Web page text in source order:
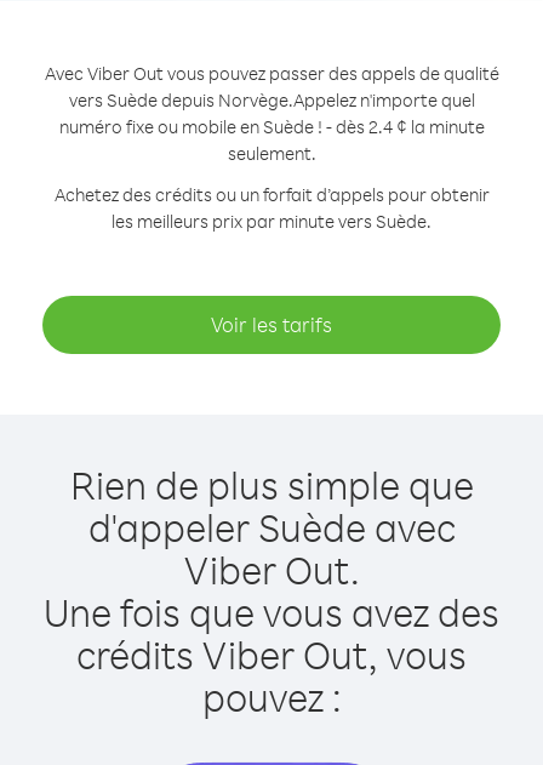
Avec Viber Out vous pouvez passer des appels de qualité
vers Suède depuis Norvège.Appelez n'importe quel
numéro fixe ou mobile en Suède ! - dès 2.4 ¢ la minute
seulement.
Achetez des crédits ou un forfait d’appels pour obtenir
les meilleurs prix par minute vers Suède.
Voir les tarifs
Rien de plus simple que
d'appeler Suède avec
Viber Out.
Une fois que vous avez des
crédits Viber Out, vous
pouvez :